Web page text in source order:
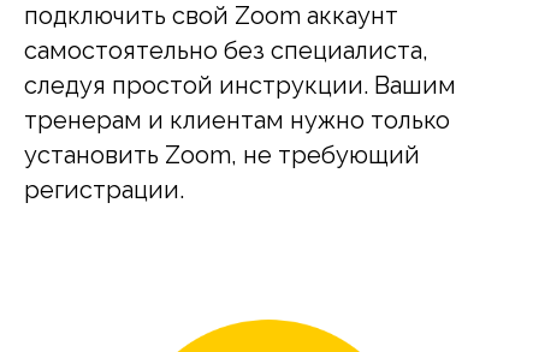
подключить свой Zoom аккаунт
самостоятельно без специалиста,
следуя простой инструкции. Вашим
тренерам и клиентам нужно только
установить Zoom, не требующий
регистрации.